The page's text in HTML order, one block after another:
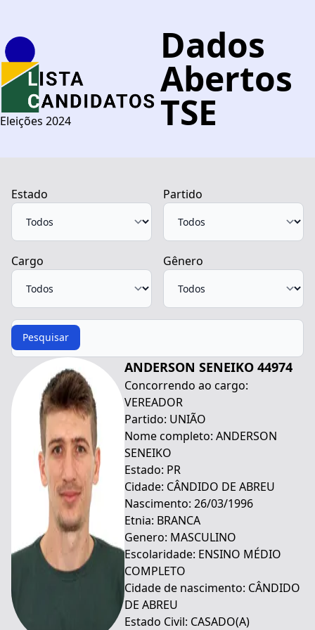
Eleições 2024
Dados
Abertos
TSE
Estado Partido
Cargo Gênero
Procurar
Pesquisar
ANDERSON SENEIKO 44974
Concorrendo ao cargo:
VEREADOR
Partido: UNIÃO
Nome completo: ANDERSON
SENEIKO
Estado: PR
Cidade: CÂNDIDO DE ABREU
Nascimento: 26/03/1996
Etnia: BRANCA
Genero: MASCULINO
Escolaridade: ENSINO MÉDIO
COMPLETO
Cidade de nascimento: CÂNDIDO
DE ABREU
Estado Civil: CASADO(A)